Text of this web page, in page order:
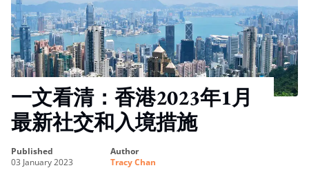
一文看清：香港2023年1月
最新社交和入境措施
published
03 January 2023
author
Tracy Chan